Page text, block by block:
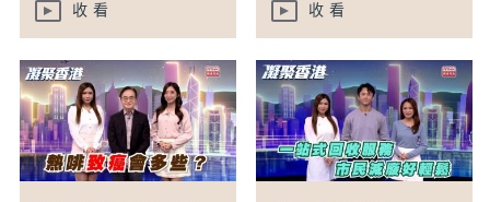
收看 收看